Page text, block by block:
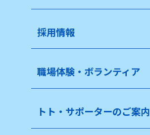
採用情報
職場体験・ボランティア
トト・サポーターのご案内